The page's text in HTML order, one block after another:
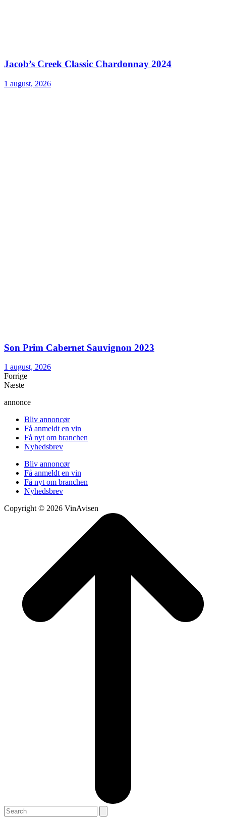
Jacob’s Creek Classic Chardonnay 2024
1 august, 2026
Son Prim Cabernet Sauvignon 2023
1 august, 2026
Forrige
Næste
annonce
Bliv annoncør
Få anmeldt en vin
Få nyt om branchen
Nyhedsbrev
Bliv annoncør
Få anmeldt en vin
Få nyt om branchen
Nyhedsbrev
Copyright © 2026 VinAvisen